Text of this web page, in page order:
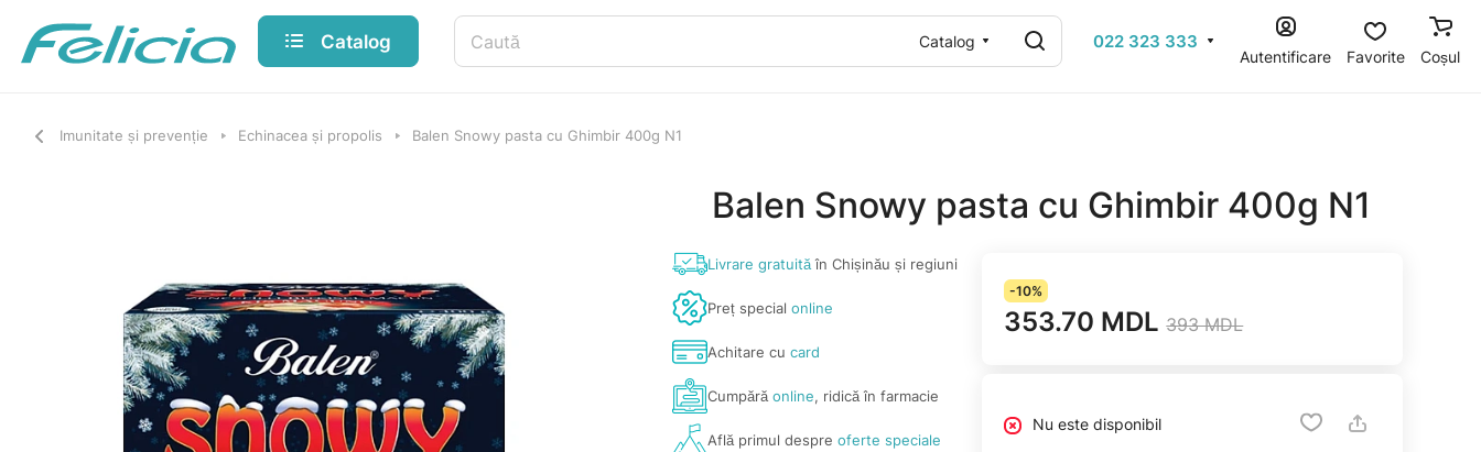
Catalog Catalog 022 323 333
Autentificare Favorite Coșul
Imunitate și prevenție Echinacea și propolis Balen Snowy pasta cu Ghimbir 400g N1
Balen Snowy pasta cu Ghimbir 400g N1
Livrare gratuităîn Chișinău și regiuni
Preț specialonline
Achitare cucard
Cumpărăonline, ridică în farmacie
Află primul despreoferte speciale
-10%
353.70 MDL 393 MDL
Nu este disponibil